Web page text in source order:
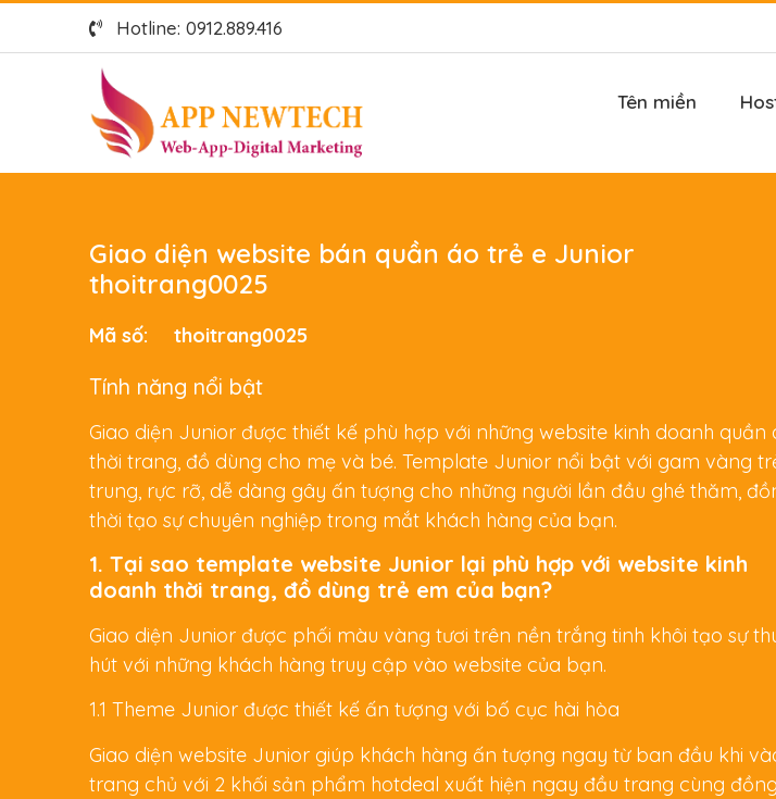
Hotline: 0912.889.416
Tên miền
Giao diện website bán quần áo trẻ e Junior
thoitrang0025
Mã số: thoitrang0025
Tính năng nổi bật
Giao diện Junior được thiết kế phù hợp với những website kinh doanh quần
thời trang, đồ dùng cho mẹ và bé. Template Junior nổi bật với gam vàng
trung, rực rỡ, dễ dàng gây ấn tượng cho những người lần đầu ghé thăm,
thời tạo sự chuyên nghiệp trong mắt khách hàng của bạn.
1. Tại sao template website Junior lại phù hợp với website kinh
doanh thời trang, đồ dùng trẻ em của bạn?
Giao diện Junior được phối màu vàng tươi trên nền trắng tinh khôi tạo sự
hút với những khách hàng truy cập vào website của bạn.
1.1 Theme Junior được thiết kế ấn tượng với bố cục hài hòa
Giao diện website Junior giúp khách hàng ấn tượng ngay từ ban đầu khi
trang chủ với 2 khối sản phẩm hotdeal xuất hiện ngay đầu trang cùng